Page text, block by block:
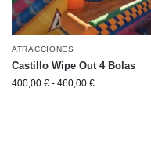
ATRACCIONES
Castillo Wipe Out 4 Bolas
400,00 € - 460,00 €